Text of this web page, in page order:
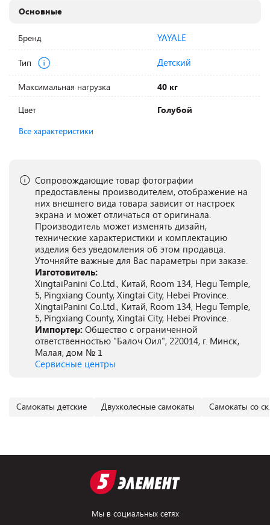
Основные
Бренд YAYALE
Тип Детский
Максимальная нагрузка
40 кг
Цвет
Голубой
Все характеристики
Сопровождающие товар фотографии
предоставлены производителем, отображение на
них внешнего вида товара зависит от настроек
экрана и может отличаться от оригинала.
Производитель может изменять дизайн,
технические характеристики и комплектацию
изделия без уведомления об этом продавца.
Уточняйте важные для Вас параметры при заказе.
Изготовитель:
XingtaiPanini Co.Ltd., Китай, Room 134, Hegu Temple,
5, Pingxiang County, Xingtai City, Hebei Province.
XingtaiPanini Co.Ltd., Китай, Room 134, Hegu Temple,
5, Pingxiang County, Xingtai City, Hebei Province.
Импортер: Общество с ограниченной
ответственностью "Балоч Оил", 220014, г. Минск,
Малая, дом № 1
Сервисные центры
Самокаты детские Двухколесные самокаты Самокаты со
Мы в социальных сетях